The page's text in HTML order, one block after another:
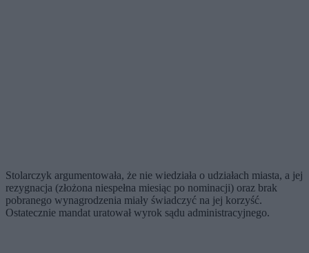
Stolarczyk argumentowała, że nie wiedziała o udziałach miasta, a jej
rezygnacja (złożona niespełna miesiąc po nominacji) oraz brak
pobranego wynagrodzenia miały świadczyć na jej korzyść.
Ostatecznie mandat uratował wyrok sądu administracyjnego.